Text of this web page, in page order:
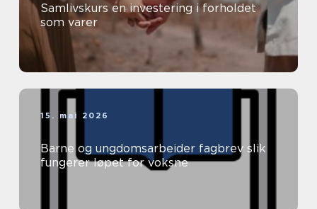
Samlivskurs en investering i forholdet
som varer
15. mai 2026
Barne og ungdomsarbeider fagbrev slik
fungerer løpet for voksne